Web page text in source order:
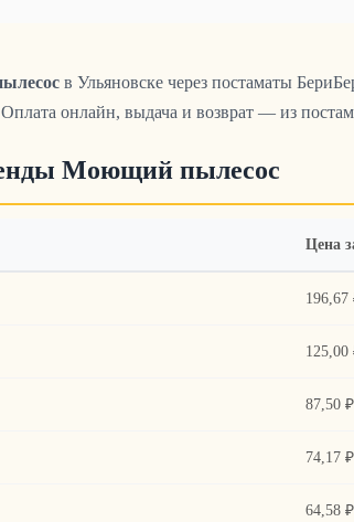
в Ульяновске через постаматы
онлайн, выдача и возврат — из
Моющий пылесос
Цена
196,67
125,00
87,50 ₽
74,17 ₽
64,58 ₽